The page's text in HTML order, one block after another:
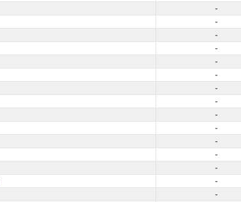
-
-
-
-
-
-
-
-
-
-
-
-
-
-
-